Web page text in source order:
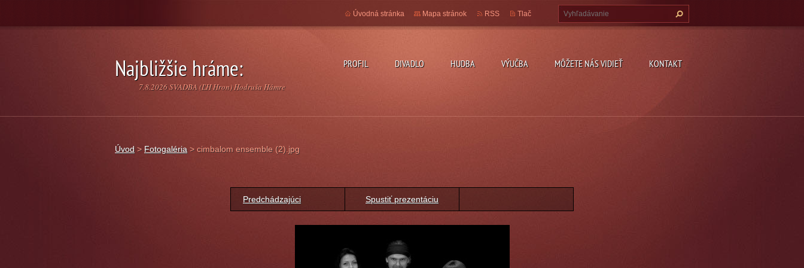
Najbližšie hráme:
7.8.2026 SVADBA (ĽH Hron) Hodruša Hámre
PROFIL DIVADLO HUDBA VÝUČBA MÔŽETE NÁS VIDIEŤ KONTAKT
Úvodná stránka Mapa stránok RSS Tlač
Úvod > Fotogaléria >cimbalom ensemble (2).jpg
Predchádzajúci Spustiť prezentáciu